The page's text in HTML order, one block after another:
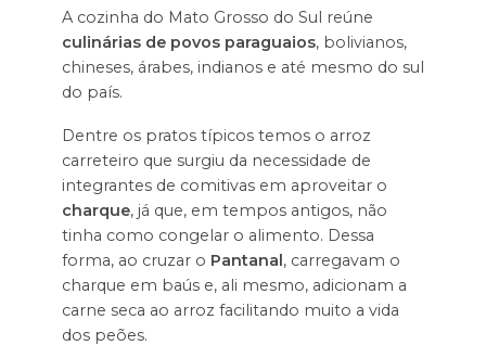
A cozinha do Mato Grosso do Sul reúne
culinárias de povos paraguaios, bolivianos,
chineses, árabes, indianos e até mesmo do sul
do país.
Dentre os pratos típicos temos o arroz
carreteiro que surgiu da necessidade de
integrantes de comitivas em aproveitar o
charque, já que, em tempos antigos, não
tinha como congelar o alimento. Dessa
forma, ao cruzar o Pantanal , carregavam o
charque em baús e, ali mesmo, adicionam a
carne seca ao arroz facilitando muito a vida
dos peões.